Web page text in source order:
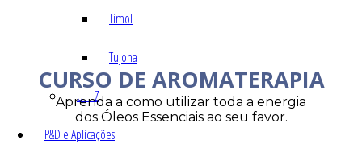
Timol
Tujona
U – Z
P&D e Aplicações
CURSO DE AROMATERAPIA
Aprenda a como utilizar toda a energia
dos Óleos Essenciais ao seu favor.